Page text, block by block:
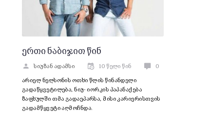
ერთი ნაბიჯით წინ
სიუზან ადამსი 10 წელი წინ 0
არიელ ნელსონის ოთხი წლის წინანდელი
გადაწყვეტილება, ნიუ- იორკის პაპანაქება
ზაფხულში თმა გადაეპარსა, მისი კარიერისთვის
გადამწყვეტი აღმოჩნდა.